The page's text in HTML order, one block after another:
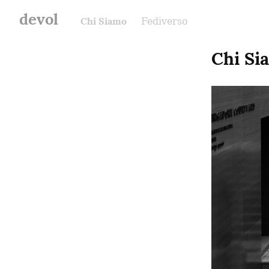
devol Chi Siamo Fediverso
Chi